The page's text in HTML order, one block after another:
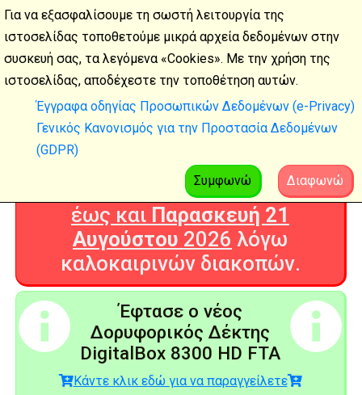
Καλοκαιρινές
διακοπές
Η Ψηφιακή Τεχνολογία θα είναι
ΚΛΕΙΣΤΗ απόΔευτέρα 3
Αυγούστου2026
έως και Παρασκευή 21
Αυγούστου 2026 λόγω
καλοκαιρινών διακοπών.
Έφτασε ο νέος
Δορυφορικός Δέκτης
DigitalBox 8300 HD FTA
Κάντε κλικ εδώ για να παραγγείλετε
Για να εξασφαλίσουμε τη σωστή λειτουργία της
ιστοσελίδας τοποθετούμε μικρά αρχεία δεδομένων στην
συσκευή σας, τα λεγόμενα «Cookies». Με την χρήση της
ιστοσελίδας, αποδέχεστε την τοποθέτηση αυτών.
Έγγραφα οδηγίας Προσωπικών Δεδομένων (e-Privacy)
Γενικός Κανονισμός για την Προστασία Δεδομένων
(GDPR)
Διαφωνώ
Συμφωνώ